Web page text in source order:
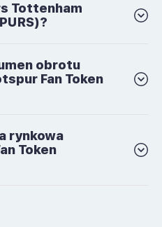
Tottenham
obrotu
Fan Token
rynkowa
Token